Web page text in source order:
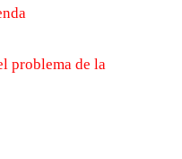
problema de la